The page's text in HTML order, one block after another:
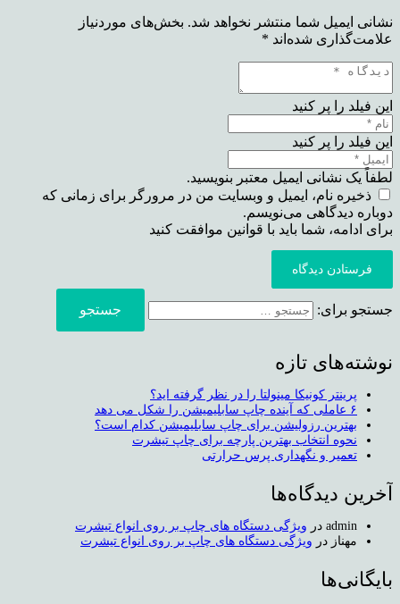
نشانی ایمیل شما منتشر نخواهد شد. بخش‌های موردنیاز
علامت‌گذاری شده‌اند *
این فیلد را پر کنید
این فیلد را پر کنید
لطفاً یک نشانی ایمیل معتبر بنویسید.
ذخیره نام، ایمیل و وبسایت من در مرورگر برای زمانی که
دوباره دیدگاهی می‌نویسم.
برای ادامه، شما باید با قوانین موافقت کنید
فرستادن دیدگاه
جستجو برای:
نوشته‌های تازه
پرینتر کونیکا مینولتا را در نظر گرفته اید؟
۶ عاملی که آینده چاپ سابلیمیشن را شکل می دهد
بهترین رزولیشن برای چاپ سابلیمیشن کدام است؟
نحوه انتخاب بهترین پارچه برای چاپ تیشرت
تعمیر و نگهداری پرس حرارتی
آخرین دیدگاه‌ها
admin در ویژگی دستگاه های چاپ بر روی انواع تیشرت
مهناز در ویژگی دستگاه های چاپ بر روی انواع تیشرت
بایگانی‌ها